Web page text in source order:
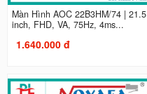
Màn Hình AOC 22B3HM/74 | 21.5
inch, FHD, VA, 75Hz, 4ms...
1.640.000 đ